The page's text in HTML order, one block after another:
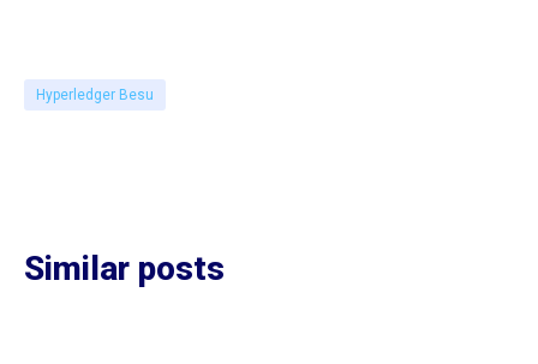
Hyperledger Besu
Similar posts